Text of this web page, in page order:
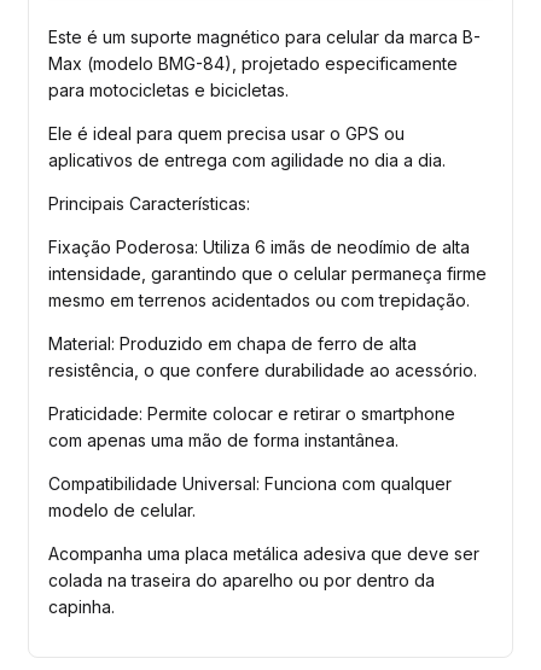
Este é um suporte magnético para celular da marca B-
Max (modelo BMG-84), projetado especificamente
para motocicletas e bicicletas.
Ele é ideal para quem precisa usar o GPS ou
aplicativos de entrega com agilidade no dia a dia.
Principais Características:
Fixação Poderosa: Utiliza 6 imãs de neodímio de alta
intensidade, garantindo que o celular permaneça firme
mesmo em terrenos acidentados ou com trepidação.
Material: Produzido em chapa de ferro de alta
resistência, o que confere durabilidade ao acessório.
Praticidade: Permite colocar e retirar o smartphone
com apenas uma mão de forma instantânea.
Compatibilidade Universal: Funciona com qualquer
modelo de celular.
Acompanha uma placa metálica adesiva que deve ser
colada na traseira do aparelho ou por dentro da
capinha.